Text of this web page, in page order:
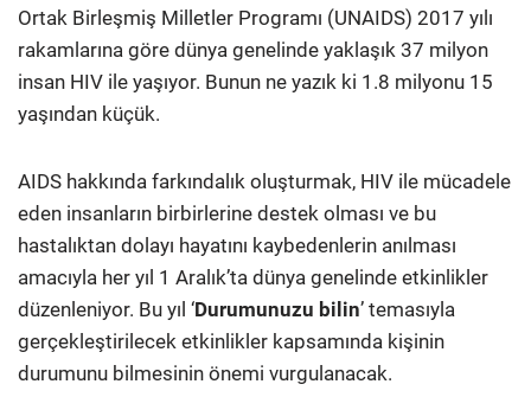
Ortak Birleşmiş Milletler Programı (UNAIDS) 2017 yılı
rakamlarına göre dünya genelinde yaklaşık 37 milyon
insan HIV ile yaşıyor. Bunun ne yazık ki 1.8 milyonu 15
yaşından küçük.
AIDS hakkında farkındalık oluşturmak, HIV ile mücadele
eden insanların birbirlerine destek olması ve bu
hastalıktan dolayı hayatını kaybedenlerin anılması
amacıyla her yıl 1 Aralık’ta dünya genelinde etkinlikler
düzenleniyor. Bu yıl ‘Durumunuzu bilin’ temasıyla
gerçekleştirilecek etkinlikler kapsamında kişinin
durumunu bilmesinin önemi vurgulanacak.